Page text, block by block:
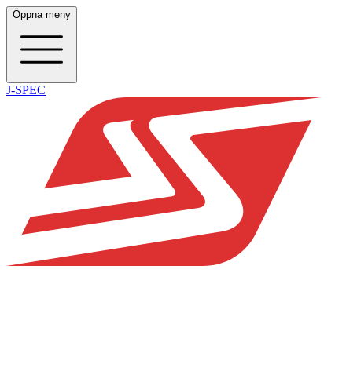
Öppna meny
J-SPEC